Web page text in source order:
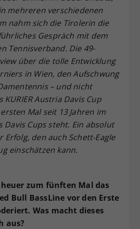
mehreren verschiedenen
nahm sich die Tirolerin die
Gespräch mit dem
Tennisverband. Die 49-
über die tolle Entwicklung
in Wien, den Aufschwung
– und nicht
Austria Davis Cup
Mal seit 13 Jahren im
Davis Cups steht. Ein absolut
Erfolg, den auch Schett-Eagle
einschätzen kann.
zum fünften Mal das
Bull BassLine vor den Erste
Was macht dieses
aus?
Wert speichert Ihre Consent-
Unter anderem eine
generierte ID, für die
Speicherung Ihrer
Betreiber dies eingestellt